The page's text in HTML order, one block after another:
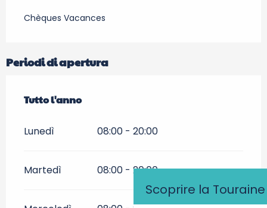
Scoprire la Touraine
Chèques Vacances
Periodi di apertura
Tutto l'anno
Tutto l'anno
Lunedì 08:00 - 20:00
Martedì 08:00 - 20:00